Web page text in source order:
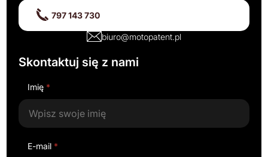
797 143 730
biuro@motopatent.pl
Skontaktuj się z nami
Imię *
E-mail *